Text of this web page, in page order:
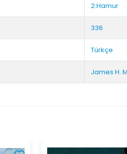
2.Hamur
336
Türkçe
James H.